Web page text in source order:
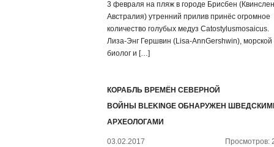
3 февраля на пляж в городе Брисбен
Австралия) утренний прилив принёс огромное
количество голубых медуз Catostylusmosaicus.
Лиза-Энг Гершвин (Lisa-AnnGershwin), морской
биолог и […]
КОРАБЛЬ ВРЕМЁН СЕВЕРНОЙ
ВОЙНЫ BLEKINGE ОБНАРУЖЕН
АРХЕОЛОГАМИ
03.02.2017 Просмотров: